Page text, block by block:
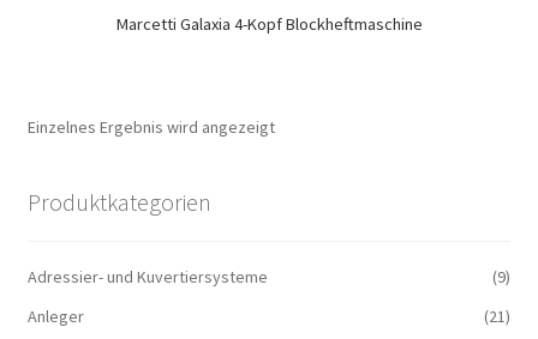
Marcetti Galaxia 4-Kopf Blockheftmaschine
Einzelnes Ergebnis wird angezeigt
Produktkategorien
Adressier- und Kuvertiersysteme
(9)
Anleger
(21)